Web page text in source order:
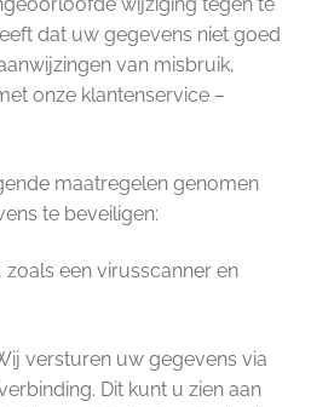
dat uw gegevens niet goed
van misbruik,
onze klantenservice –
maatregelen genomen
te beveiligen:
een virusscanner en
versturen uw gegevens via
Dit kunt u zien aan